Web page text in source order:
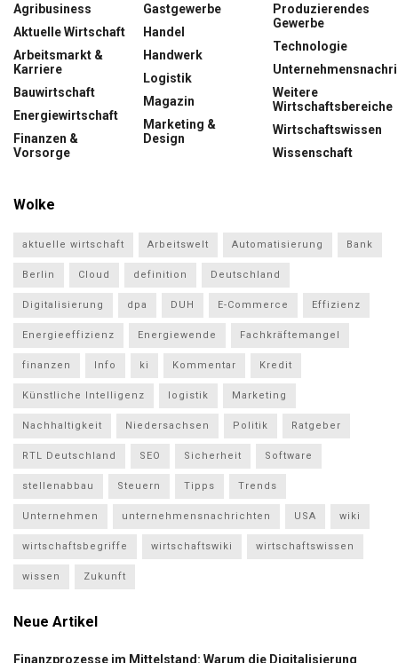
Agribusiness
Aktuelle Wirtschaft
Arbeitsmarkt &
Karriere
Bauwirtschaft
Energiewirtschaft
Finanzen &
Vorsorge
Gastgewerbe
Handel
Handwerk
Logistik
Magazin
Marketing &
Design
Produzierendes
Gewerbe
Technologie
Weitere
Wirtschaftsbereiche
Wirtschaftswissen
Wissenschaft
Wolke
aktuelle wirtschaft Arbeitswelt Automatisierung Bank
Berlin Cloud definition Deutschland
Digitalisierung dpa DUH E-Commerce Effizienz
Energieeffizienz Energiewende Fachkräftemangel
finanzen Info ki Kommentar Kredit
Künstliche Intelligenz logistik Marketing
Nachhaltigkeit Niedersachsen Politik Ratgeber
RTL Deutschland SEO Sicherheit Software
stellenabbau Steuern Tipps Trends
Unternehmen unternehmensnachrichten USA wiki
wirtschaftsbegriffe wirtschaftswiki wirtschaftswissen
wissen Zukunft
Neue Artikel
Finanzprozesse im Mittelstand: Warum die Digitalisierung